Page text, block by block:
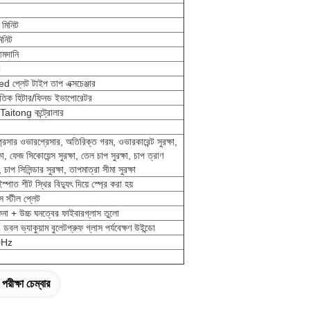
প্লেট টাইপ তাপ এক্সচেঞ্জার
হিটার/ফিনড ইভাপোরেটর
কন্ট্রোলার
ওভারপ্রেসার, অতিরিক্ত গরম, ওভারকারেন্ট সুরক্ষা,
ফেজ সিকোয়েন্স সুরক্ষা, তেল চাপ সুরক্ষা, চাপ ত্রাণ
সিলিন্ডার সুরক্ষা, তাপমাত্রা সীমা সুরক্ষা
ইস্পাত শীট স্থির বিদ্যুৎ দিয়ে স্প্রে করা হয়
প্লেট
+ উচ্চ ঘনত্বের ফাইবারগ্লাস তুলো
ভ্যাকুয়াম বুলেটপ্রুফ গ্লাস পর্যবেক্ষণ উইন্ডো
চেম্বার